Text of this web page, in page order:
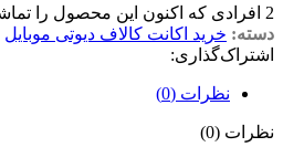
2 افرادی که اکنون این محصول را
دسته: خرید اکانت کالاف دیوتی موبایل
اشتراک‌گذاری:
نظرات (0)
نظرات (0)